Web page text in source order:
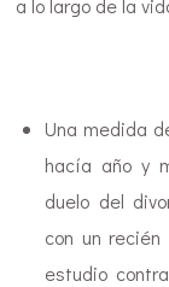
a lo largo de la
Una medida
hacía año y
duelo del
con un
estudio